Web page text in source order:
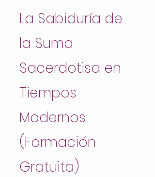
La Sabiduría de
la Suma
Sacerdotisa en
Tiempos
Modernos
(Formación
Gratuita)